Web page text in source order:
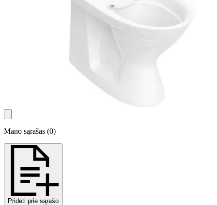
Mano sąrašas (0)
Pridėti prie sąrašo